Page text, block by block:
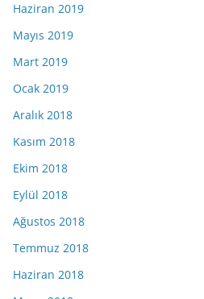
Haziran 2019
Mayıs 2019
Mart 2019
Ocak 2019
Aralık 2018
Kasım 2018
Ekim 2018
Eylül 2018
Ağustos 2018
Temmuz 2018
Haziran 2018